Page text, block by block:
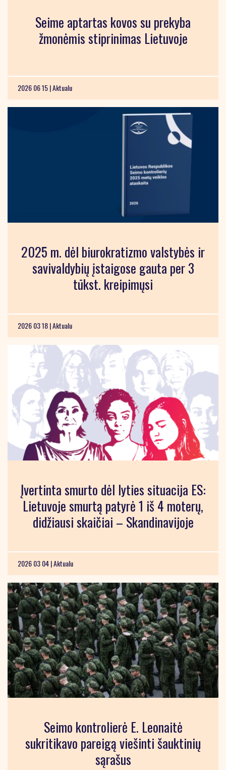
Seime aptartas kovos su prekyba
žmonėmis stiprinimas Lietuvoje
2026 06 15 |Aktualu
2025 m. dėl biurokratizmo valstybės ir
savivaldybių įstaigose gauta per 3
tūkst. kreipimųsi
2026 03 18 |Aktualu
Įvertinta smurto dėl lyties situacija ES:
Lietuvoje smurtą patyrė 1 iš 4 moterų,
didžiausi skaičiai – Skandinavijoje
2026 03 04 |Aktualu
Seimo kontrolierė E. Leonaitė
sukritikavo pareigą viešinti šauktinių
sąrašus